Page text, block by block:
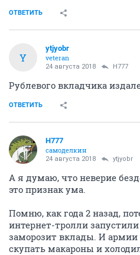
ОТВЕТИТЬ
Y
ytjyobr
veteran
24 августа 2018 H777
Рублевого вкладчика
ОТВЕТИТЬ
H777
самоделкин
24 августа 2018 ytjyobr
А я думаю, что неверие
это признак ума.
Помню, как года 2 назад,
интернет-тролли
заморозит вклады. И армии
скупать макароны и